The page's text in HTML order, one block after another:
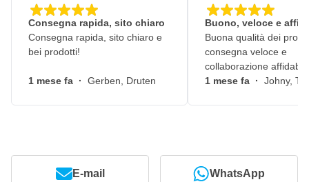
Consegna rapida, sito chiaro
Consegna rapida, sito chiaro e
bei prodotti!
1 mese fa · Gerben, Druten
Buono, veloce e
Buona qualità dei
consegna veloce e
collaborazione
1 mese fa · Johny,
E-mail WhatsApp